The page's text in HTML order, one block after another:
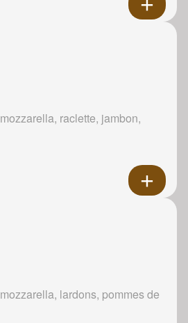
raclette, jambon,
lardons, pommes de